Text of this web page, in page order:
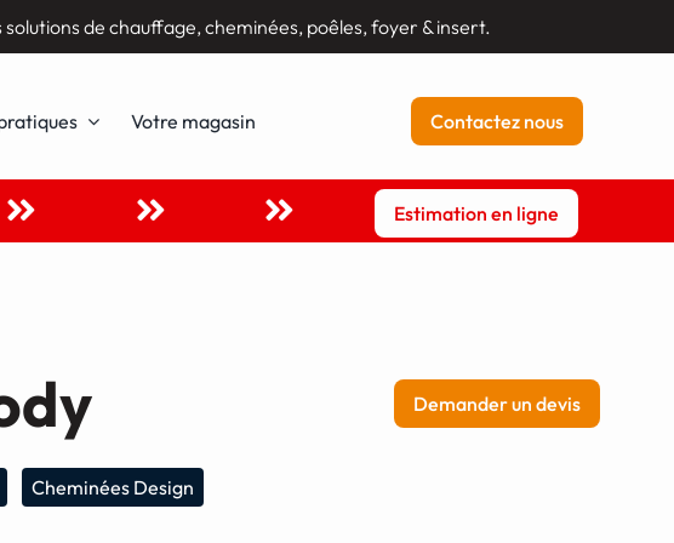
de chauffage, cheminées, poêles, foyer & insert.
Votre magasin Contactez nous
Estimation en ligne
Demander un devis
Cheminées Design